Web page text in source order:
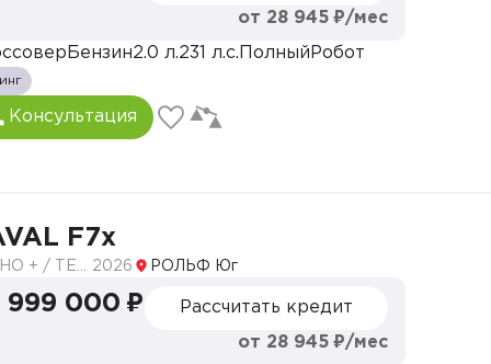
радиатора, шильды, колесные диски,
от 28 945 ₽/мес
Бензин2.0 л.231 л.с. Полный Робот
Консультация
F7x
2026 РОЛЬФ Юг
999 000 ₽ Рассчитать кредит
от 28 945 ₽/мес